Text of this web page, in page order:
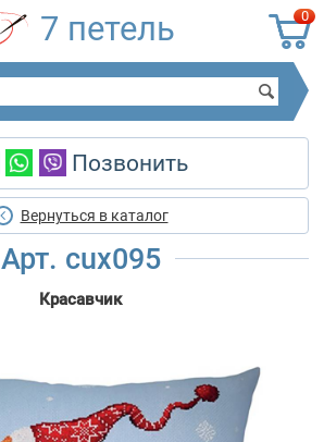
0
7 петель
Позвонить
Вернуться в каталог
Арт. cux095
Красавчик